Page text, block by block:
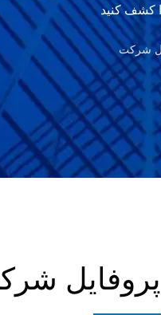
شرکت
پروفایل